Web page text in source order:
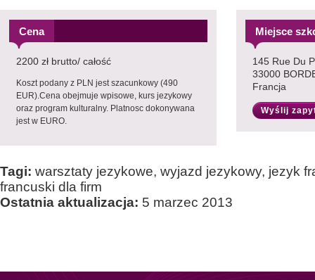
Cena
2200 zł brutto/ całość
Koszt podany z PLN jest szacunkowy (490
EUR).Cena obejmuje wpisowe, kurs jezykowy
oraz program kulturalny. Platnosc dokonywana
jest w EURO.
Miejsce
145 Rue Du
33000
Francja
Wyślij
Tagi: warsztaty jezykowe, wyjazd jezykowy, jezyk
francuski dla firm
Ostatnia aktualizacja: 5 marzec 2013